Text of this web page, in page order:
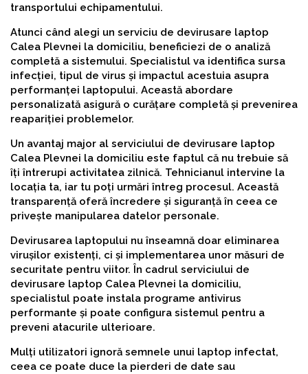
transportului echipamentului.
Atunci când alegi un serviciu de devirusare laptop
Calea Plevnei la domiciliu, beneficiezi de o analiză
completă a sistemului. Specialistul va identifica sursa
infecției, tipul de virus și impactul acestuia asupra
performanței laptopului. Această abordare
personalizată asigură o curățare completă și prevenirea
reapariției problemelor.
Un avantaj major al serviciului de devirusare laptop
Calea Plevnei la domiciliu este faptul că nu trebuie să
îți întrerupi activitatea zilnică. Tehnicianul intervine la
locația ta, iar tu poți urmări întreg procesul. Această
transparență oferă încredere și siguranță în ceea ce
privește manipularea datelor personale.
Devirusarea laptopului nu înseamnă doar eliminarea
virușilor existenți, ci și implementarea unor măsuri de
securitate pentru viitor. În cadrul serviciului de
devirusare laptop Calea Plevnei la domiciliu,
specialistul poate instala programe antivirus
performante și poate configura sistemul pentru a
preveni atacurile ulterioare.
Mulți utilizatori ignoră semnele unui laptop infectat,
ceea ce poate duce la pierderi de date sau